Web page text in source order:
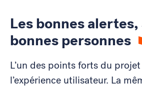
Les bonnes alertes,
bonnes personnes
L’un des points forts du
l’expérience utilisateur. La